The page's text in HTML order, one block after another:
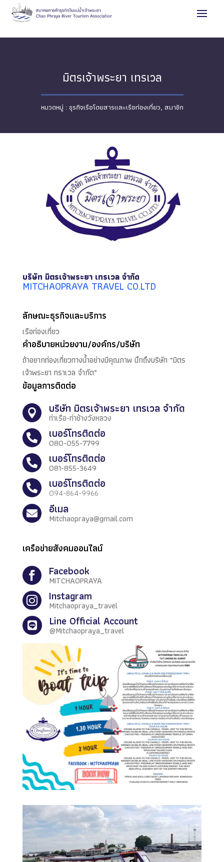
มิตรเจ้าพระยา เทรเวล
ธุรกิจเรือโดยสารและเรือท่องเที่ยว, สมาชิก
บริษัท มิตรเจ้าพระยา เทรเวล จำกัด
MITCHAOPRAYA TRAVEL CO.LTD
ลักษณะธุรกิจและบริการ
เรือท่องเที่ยว
คำอธิบายหน่วยงาน/องค์กร/บริษัท
ถ้าอยากท่องเที่ยวทางน้ำอย่างมีคุณภาพ นึกถึงบริษัท “มิตร
เจ้าพระยา ทราเวล จำกัด”
ข้อมูลการติดต่อ
 บริษัท มิตรเจ้าพระยา เทรเวล จำกัด
ท่าเรือ-ท่าช้างวังหลวง
 เบอร์โทรติดต่อ
080-055-7799
 เบอร์โทรติดต่อ
081-855-3649
 เบอร์โทรติดต่อ
094-864-9966
 อีเมล
Mitchaopraya@gmail.com
เครือข่ายสังคมออนไลน์
 Facebook
MITCHAOPRAYA
 Instagram
Mitchaopraya_travel
 Line Official Account
@Mitchaopraya_travel